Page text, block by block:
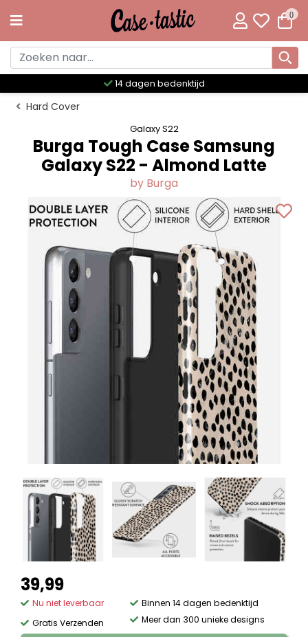
0
Meer dan 300 unieke designs
Hard Cover
Galaxy S22
Burga Tough Case Samsung
Galaxy S22 - Almond Latte
by Burga
39,99
Nu niet leverbaar
Gratis Verzenden
Binnen 14 dagen bedenktijd
Meer dan 300 unieke designs